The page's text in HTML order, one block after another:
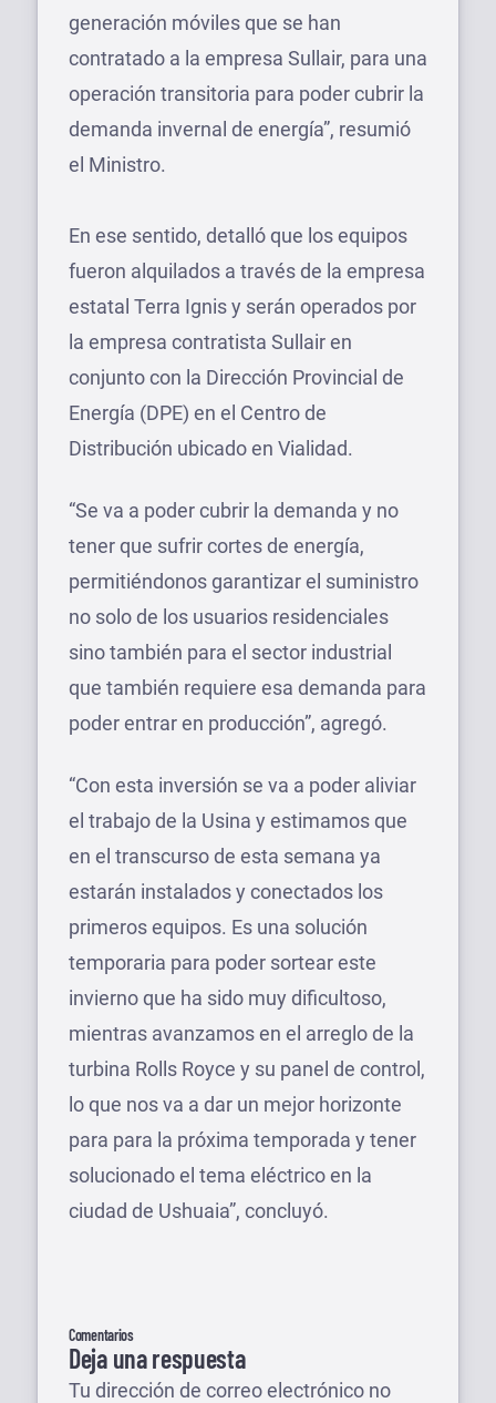
generación móviles que se han
contratado a la empresa Sullair, para una
operación transitoria para poder cubrir la
demanda invernal de energía”, resumió
el Ministro.
En ese sentido, detalló que los equipos
fueron alquilados a través de la empresa
estatal Terra Ignis y serán operados por
la empresa contratista Sullair en
conjunto con la Dirección Provincial de
Energía (DPE) en el Centro de
Distribución ubicado en Vialidad.
“Se va a poder cubrir la demanda y no
tener que sufrir cortes de energía,
permitiéndonos garantizar el suministro
no solo de los usuarios residenciales
sino también para el sector industrial
que también requiere esa demanda para
poder entrar en producción”, agregó.
“Con esta inversión se va a poder aliviar
el trabajo de la Usina y estimamos que
en el transcurso de esta semana ya
estarán instalados y conectados los
primeros equipos. Es una solución
temporaria para poder sortear este
invierno que ha sido muy dificultoso,
mientras avanzamos en el arreglo de la
turbina Rolls Royce y su panel de control,
lo que nos va a dar un mejor horizonte
para para la próxima temporada y tener
solucionado el tema eléctrico en la
ciudad de Ushuaia”, concluyó.
Comentarios
Deja una respuesta
Tu dirección de correo electrónico no